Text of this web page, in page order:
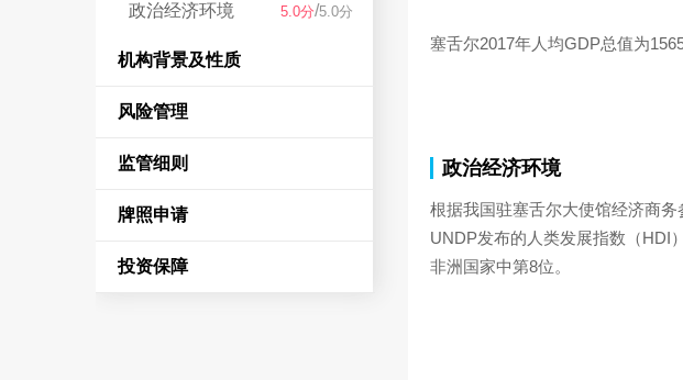
政治经济环境 5.0分/5.0分
机构背景及性质
风险管理
监管细则
牌照申请
投资保障
塞舌尔2017年人均GDP总值为
政治经济环境
根据我国驻塞舌尔大使馆经济商
UNDP发布的人类发展指数（HDI
非洲国家中第8位。